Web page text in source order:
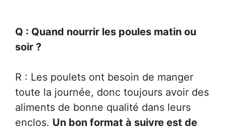
Q : Quand nourrir les poules matin ou
soir ?
R : Les poulets ont besoin de manger
toute la journée, donc toujours avoir des
aliments de bonne qualité dans leurs
enclos. Un bon format à suivre est de